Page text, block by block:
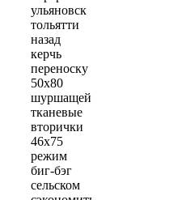
ульяновск
тольятти
назад
керчь
переноску
50x80
шуршащей
тканевые
вторички
46х75
режим
биг-бэг
сельском